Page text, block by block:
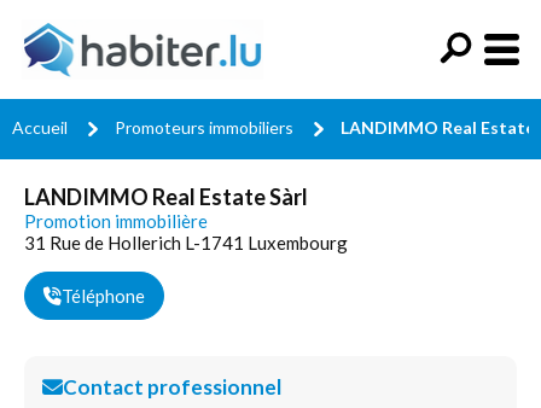
Accueil Promoteurs immobiliers LANDIMMO Real Estate
LANDIMMO Real Estate Sàrl
Promotion immobilière
31 Rue de Hollerich L-1741 Luxembourg
Téléphone
Contact professionnel